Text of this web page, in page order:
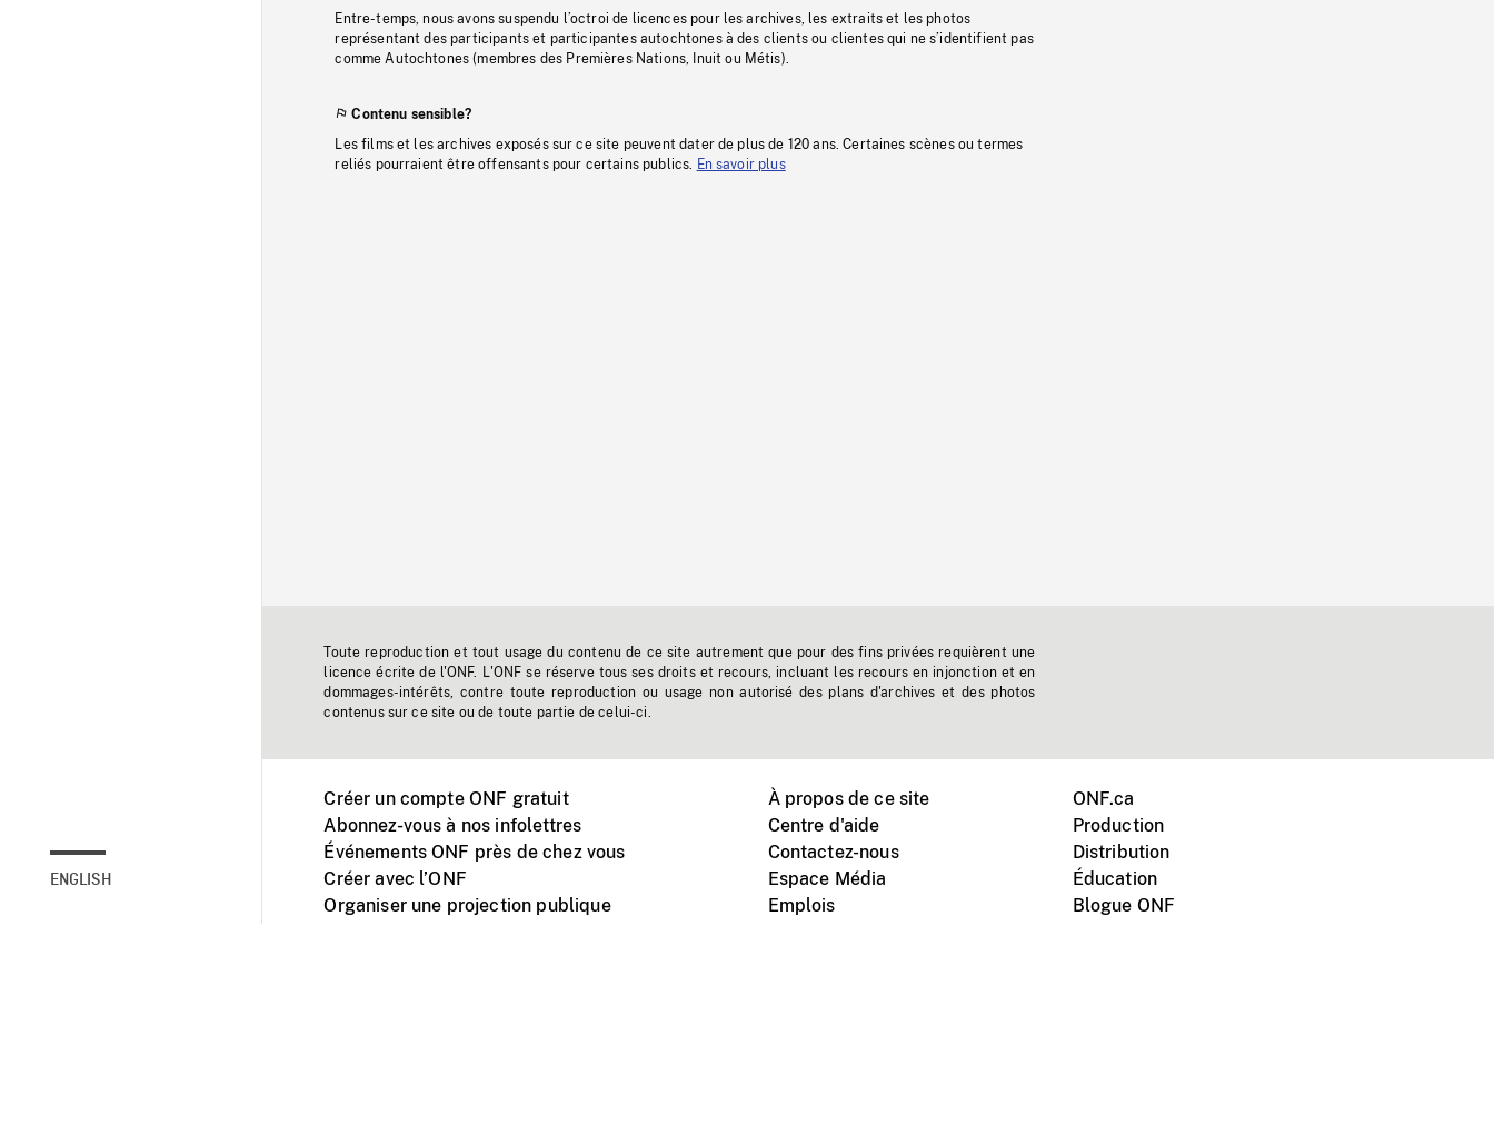
ENGLISH
Entre-temps, nous avons suspendu l’octroi de licences pour les archives, les extraits et les photos
représentant des participants et participantes autochtones à des clients ou clientes qui ne s’identifient pas
comme Autochtones (membres des Premières Nations, Inuit ou Métis).
Contenu sensible?
Les films et les archives exposés sur ce site peuvent dater de plus de 120 ans. Certaines scènes ou termes
reliés pourraient être offensants pour certains publics.
En savoir plus
Toute reproduction et tout usage du contenu de ce site autrement que pour des fins privées requièrent une
licence écrite de l'ONF. L'ONF se réserve tous ses droits et recours, incluant les recours en injonction et en
dommages-intérêts, contre toute reproduction ou usage non autorisé des plans d'archives et des photos
contenus sur ce site ou de toute partie de celui-ci.
Créer un compte ONF gratuit
Abonnez-vous à nos infolettres
Événements ONF près de chez vous
Créer avec l’ONF
Organiser une projection publique
À propos de ce site
Centre d'aide
Contactez-nous
Espace Média
Emplois
ONF.ca
Production
Distribution
Éducation
Blogue ONF